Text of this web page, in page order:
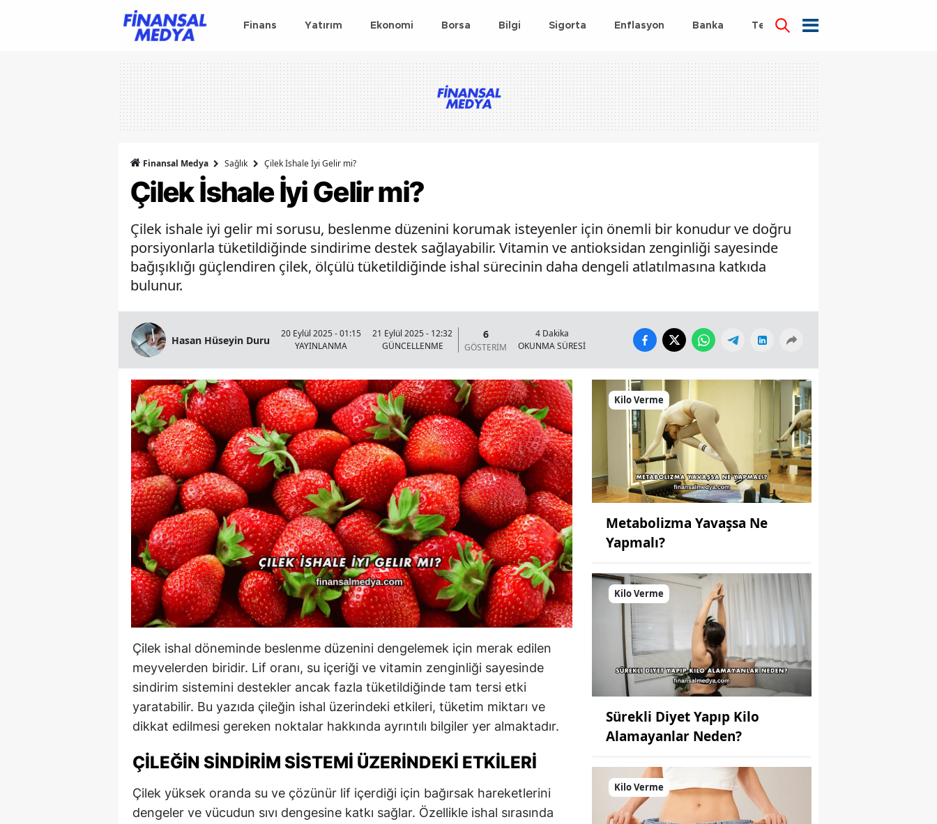
Finans Yatırım Ekonomi Borsa Bilgi Sigorta Enflasyon Banka Teknoloji
Finansal Medya Sağlık Çilek İshale İyi Gelir mi?
Çilek İshale İyi Gelir mi?
Çilek ishale iyi gelir mi sorusu, beslenme düzenini korumak isteyenler için önemli bir konudur ve doğru
porsiyonlarla tüketildiğinde sindirime destek sağlayabilir. Vitamin ve antioksidan zenginliği sayesinde
bağışıklığı güçlendiren çilek, ölçülü tüketildiğinde ishal sürecinin daha dengeli atlatılmasına katkıda
bulunur.
Hasan Hüseyin Duru
20 Eylül 2025 - 01:15
YAYINLANMA
21 Eylül 2025 - 12:32
GÜNCELLENME
6
GÖSTERİM
4 Dakika
OKUNMA SÜRESİ
Çilek ishal döneminde beslenme düzenini dengelemek için merak edilen
meyvelerden biridir. Lif oranı, su içeriği ve vitamin zenginliği sayesinde
sindirim sistemini destekler ancak fazla tüketildiğinde tam tersi etki
yaratabilir. Bu yazıda çileğin ishal üzerindeki etkileri, tüketim miktarı ve
dikkat edilmesi gereken noktalar hakkında ayrıntılı bilgiler yer almaktadır.
ÇILEĞIN SINDIRIM SISTEMI ÜZERINDEKI ETKILERI
Çilek yüksek oranda su ve çözünür lif içerdiği için bağırsak hareketlerini
dengeler ve vücudun sıvı dengesine katkı sağlar. Özellikle ishal sırasında
Kilo Verme
Metabolizma Yavaşsa Ne
Yapmalı?
Kilo Verme
Sürekli Diyet Yapıp Kilo
Alamayanlar Neden?
Kilo Verme